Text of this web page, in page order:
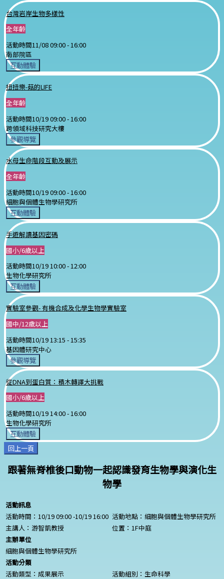
台灣岩岸生物多樣性
全年齡
活動時間11/08 09:00 -16:00
南部院區
互動體驗
扭扭樂-菇的LIFE
全年齡
活動時間10/19 09:00 - 16:00
跨領域科技研究大樓
參觀導覽
水母生命階段互動及展示
全年齡
活動時間10/19 09:00 -16:00
細胞與個體生物學研究所
互動體驗
手遊解讀基因密碼
國小/6歲以上
活動時間10/19 10:00 -12:00
生物化學研究所
互動體驗
實驗室參觀- 有機合成及化學生物學實驗室
國中/12歲以上
活動時間10/19 13:15 - 15:35
基因體研究中心
參觀導覽
從DNA到蛋白質：積木轉譯大挑戰
國小/6歲以上
活動時間10/19 14:00 -16:00
生物化學研究所
互動體驗
回上一頁
跟著無脊椎後口動物一起認識發育生物學與演化生
物學
活動訊息
活動時間：10/19 09:00 -10/19 16:00 活動地點：細胞與個體生物學研究所
主講人：游智凱教授
位置：1F中庭
主辦單位
細胞與個體生物學研究所
活動分類
活動類型：成果展示
活動組別：生命科學